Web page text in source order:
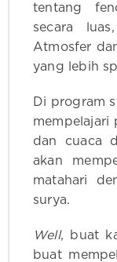
tentang
secara
Atmosfer
yang lebih
Di program
mempelajari
dan cuaca
akan
matahari
surya.
Well, buat
buat